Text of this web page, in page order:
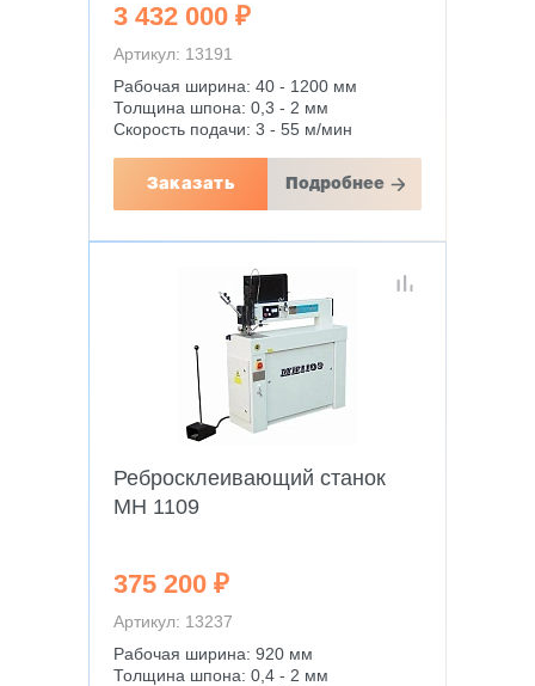
3 432 000 ₽
Артикул: 13191
Рабочая ширина: 40 - 1200 мм
Толщина шпона: 0,3 - 2 мм
Скорость подачи: 3 - 55 м/мин
Заказать Подробнее
Ребросклеивающий станок
MH 1109
375 200 ₽
Артикул: 13237
Рабочая ширина: 920 мм
Толщина шпона: 0,4 - 2 мм